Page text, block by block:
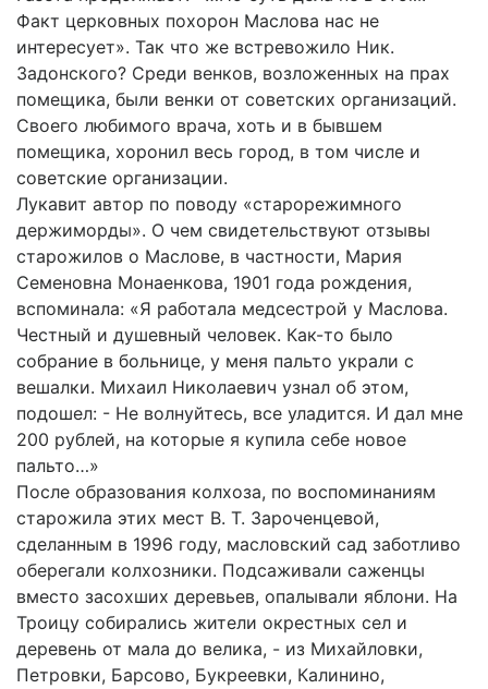
Факт церковных похорон Маслова нас не
интересует». Так что же встревожило Ник.
Задонского? Среди венков, возложенных на прах
помещика, были венки от советских организаций.
Своего любимого врача, хоть и в бывшем
помещика, хоронил весь город, в том числе и
советские организации.
Лукавит автор по поводу «старорежимного
держиморды». О чем свидетельствуют отзывы
старожилов о Маслове, в частности, Мария
Семеновна Монаенкова, 1901 года рождения,
вспоминала: «Я работала медсестрой у Маслова.
Честный и душевный человек. Как-то было
собрание в больнице, у меня пальто украли с
вешалки. Михаил Николаевич узнал об этом,
подошел: - Не волнуйтесь, все уладится. И дал мне
200 рублей, на которые я купила себе новое
пальто…»
После образования колхоза, по воспоминаниям
старожила этих мест В. Т. Зароченцевой,
сделанным в 1996 году, масловский сад заботливо
оберегали колхозники. Подсаживали саженцы
вместо засохших деревьев, опалывали яблони. На
Троицу собирались жители окрестных сел и
деревень от мала до велика, - из Михайловки,
Петровки, Барсово, Букреевки, Калинино,